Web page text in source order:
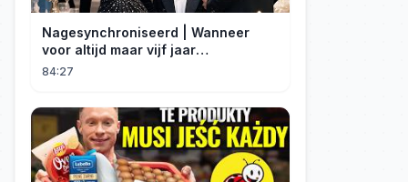
Nagesynchroniseerd | Wanneer
voor altijd maar vijf jaar
betekent#dramabox
84:27